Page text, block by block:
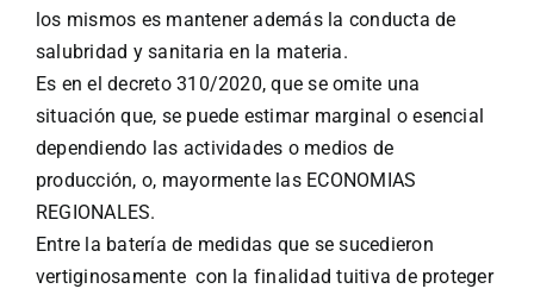
los mismos es mantener además la conducta de
salubridad y sanitaria en la materia.
Es en el decreto 310/2020, que se omite una
situación que, se puede estimar marginal o esencial
dependiendo las actividades o medios de
producción, o, mayormente las ECONOMIAS
REGIONALES.
Entre la batería de medidas que se sucedieron
vertiginosamente con la finalidad tuitiva de proteger